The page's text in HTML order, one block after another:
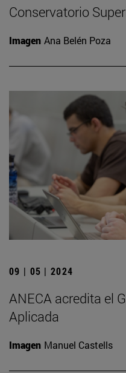
Conservatorio
Imagen Ana Belén Poza
09 | 05 | 2024
ANECA acredita el
Aplicada
Imagen Manuel Castells